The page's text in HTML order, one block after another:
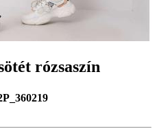
rózsaszín